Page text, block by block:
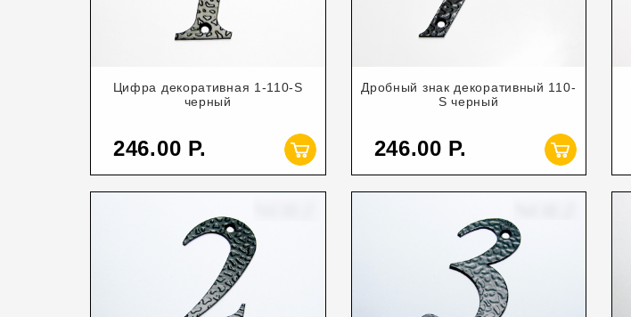
Цифра декоративная 1-110-S
черный
246.00
Дробный знак декоративный 110-
S черный
246.00